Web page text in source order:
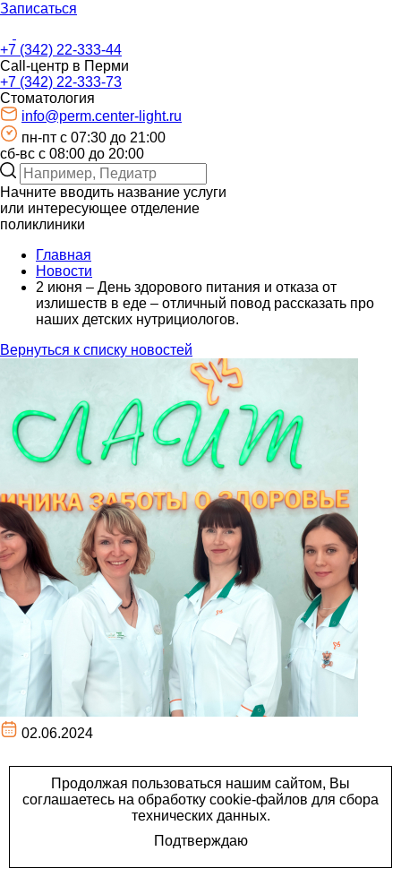
Записаться
+7 (342) 22-333-44
Call-центр в Перми
+7 (342) 22-333-73
Стоматология
info@perm.center-light.ru
пн-пт c 07:30 до 21:00
сб-вс с 08:00 до 20:00
Начните вводить название услуги
или интересующее отделение
поликлиники
Главная
Новости
2 июня – День здорового питания и отказа от
излишеств в еде – отличный повод рассказать про
наших детских нутрициологов.
Вернуться к списку новостей
02.06.2024
2 июня – День здорового
питания и отказа от
излишеств в еде –